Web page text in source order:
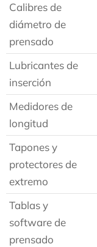
Calibres de
diámetro de
prensado
Lubricantes de
inserción
Medidores de
longitud
Tapones y
protectores de
extremo
Tablas y
software de
prensado